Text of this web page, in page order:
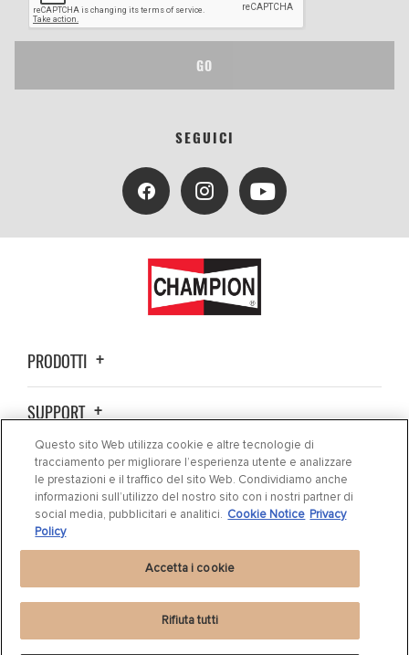
GO
SEGUICI
PRODOTTI
SUPPORT
CHI SIAMO
CONTATTO
Questo sito Web utilizza cookie e altre tecnologie di
tracciamento per migliorare l’esperienza utente e analizzare
le prestazioni e il traffico del sito Web. Condividiamo anche
informazioni sull’utilizzo del nostro sito con i nostri partner di
social media, pubblicitari e analitici. Cookie Notice Privacy
Policy
Rifiuta tutti
Accetta i cookie